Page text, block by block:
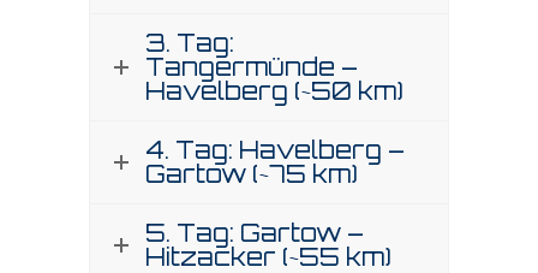
3. Tag:
Tangermünde –
Havelberg (~50 km)
4. Tag: Havelberg –
Gartow (~75 km)
5. Tag: Gartow –
Hitzacker (~55 km)